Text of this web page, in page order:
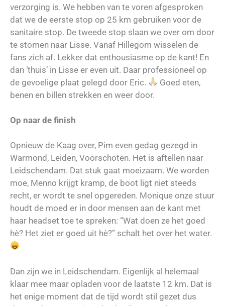
verzorging is. We hebben van te voren afgesproken
dat we de eerste stop op 25 km gebruiken voor de
sanitaire stop. De tweede stop slaan we over om door
te stomen naar Lisse. Vanaf Hillegom wisselen de
fans zich af. Lekker dat enthousiasme op de kant! En
dan ‘thuis’ in Lisse er even uit. Daar professioneel op
de gevoelige plaat gelegd door Eric.
Goed eten,
benen en billen strekken en weer door.
Op naar de finish
Opnieuw de Kaag over, Pim even gedag gezegd in
Warmond, Leiden, Voorschoten. Het is aftellen naar
Leidschendam. Dat stuk gaat moeizaam. We worden
moe, Menno krijgt kramp, de boot ligt niet steeds
recht, er wordt te snel opgereden. Monique onze stuur
houdt de moed er in door mensen aan de kant met
haar headset toe te spreken: “Wat doen ze het goed
hè? Het ziet er goed uit hè?” schalt het over het water.
Dan zijn we in Leidschendam. Eigenlijk al helemaal
klaar mee maar opladen voor de laatste 12 km. Dat is
het enige moment dat de tijd wordt stil gezet dus